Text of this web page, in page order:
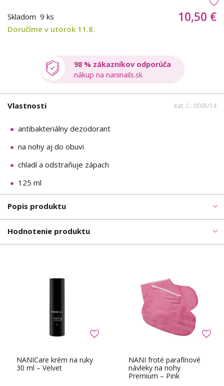
Skladom 9 ks
Doručíme v utorok 11.8.
10,50 €
98 % zákazníkov odporúča
nákup na naninails.sk
Vlastnosti Kat. č.: 0005/14
antibakteriálny dezodorant
na nohy aj do obuvi
chladí a odstraňuje zápach
125 ml
Popis produktu
Hodnotenie produktu
NANICare krém na ruky
30 ml – Velvet
NANI froté parafínové
návleky na nohy
Premium – Pink